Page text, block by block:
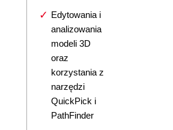
Edytowania i
analizowania
modeli 3D
oraz
korzystania z
narzędzi
QuickPick i
PathFinder